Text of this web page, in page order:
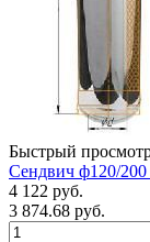
Быстрый
Сендвич ф120/
4 122 руб.
3 874.68 руб.